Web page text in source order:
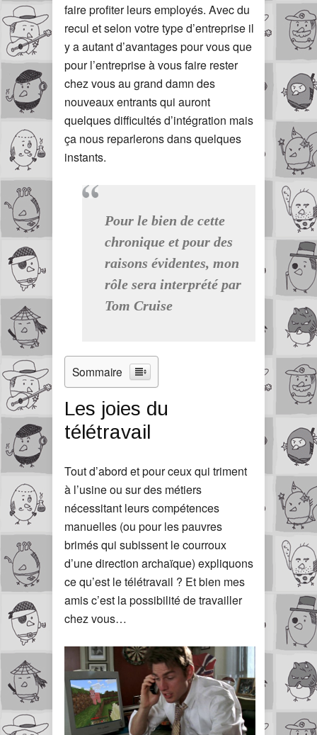
faire profiter leurs employés. Avec du
recul et selon votre type d’entreprise il
y a autant d’avantages pour vous que
pour l’entreprise à vous faire rester
chez vous au grand damn des
nouveaux entrants qui auront
quelques difficultés d’intégration mais
ça nous reparlerons dans quelques
instants.
Pour le bien de cette
chronique et pour des
raisons évidentes, mon
rôle sera interprété par
Tom Cruise
Sommaire
Les joies du
télétravail
Tout d’abord et pour ceux qui triment
à l’usine ou sur des métiers
nécessitant leurs compétences
manuelles (ou pour les pauvres
brimés qui subissent le courroux
d’une direction archaïque) expliquons
ce qu’est le télétravail ? Et bien mes
amis c’est la possibilité de travailler
chez vous…